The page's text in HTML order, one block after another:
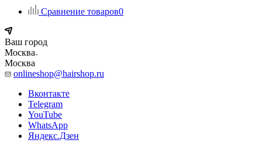
Сравнение товаров0
Ваш город
Москва
Москва
onlineshop@hairshop.ru
Вконтакте
Telegram
YouTube
WhatsApp
Яндекс.Дзен